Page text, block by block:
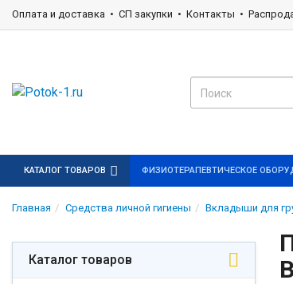
Оплата и доставка СП закупки Контакты
КАТАЛОГ ТОВАРОВ ФИЗИОТЕРАПЕВТИЧЕСКОЕ
Главная Средства личной гигиены Вкладыши для
Каталог товаров